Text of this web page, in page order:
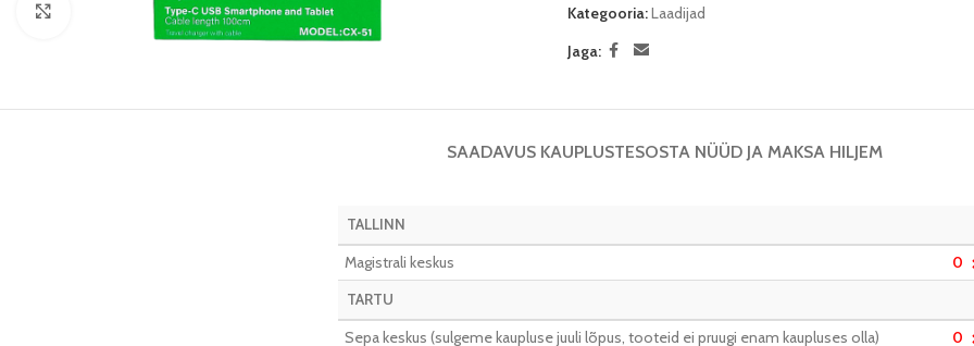
Kategooria:Laadijad
Jaga:
SAADAVUS KAUPLUSTESOSTA NÜÜD JA MAKSA HILJEM
TALLINN
Magistrali keskus
0
TARTU
Sepa keskus (sulgeme kaupluse juuli lõpus, tooteid ei pruugi enam kaupluses olla)
0